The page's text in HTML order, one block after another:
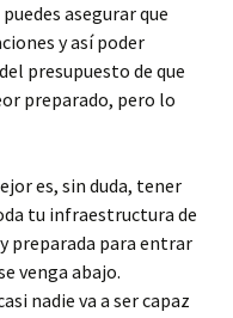
asegurar que
y así poder
presupuesto de que
preparado, pero lo
es, sin duda, tener
tu infraestructura de
preparada para entrar
venga abajo.
nadie va a ser capaz